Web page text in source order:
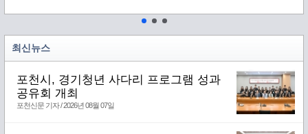
최신뉴스
포천시, 경기청년 사다리 프로그램 성과
공유회 개최
포천신문 기자 / 2026년 08월 07일